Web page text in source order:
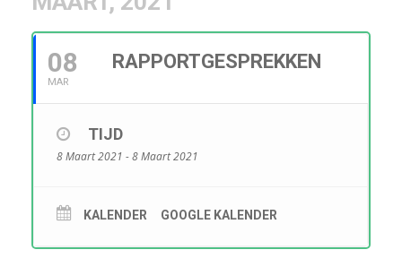
08
MAR
RAPPORTGESPREKKEN
TIJD
8 Maart 2021 - 8 Maart 2021
KALENDER GOOGLE KALENDER